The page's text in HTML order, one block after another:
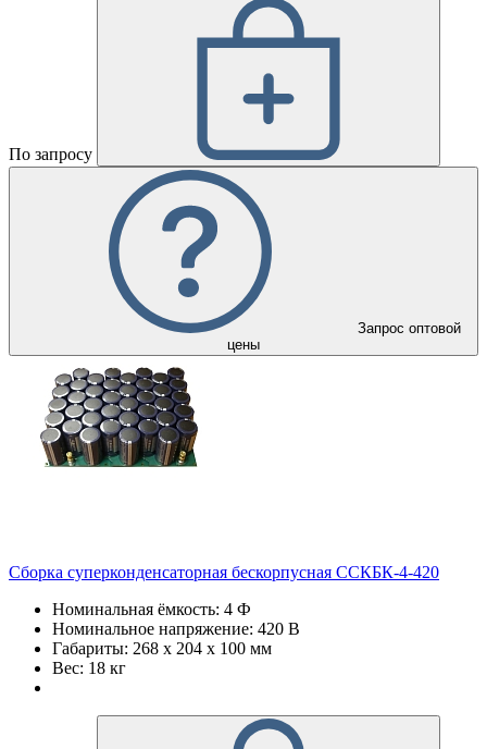
По запросу
Запрос оптовой
цены
Сборка суперконденсаторная бескорпусная ССКБК-4-420
Номинальная ёмкость: 4 Ф
Номинальное напряжение: 420 В
Габариты: 268 х 204 х 100 мм
Вес: 18 кг